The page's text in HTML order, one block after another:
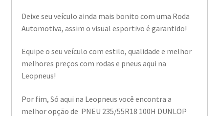
Deixe seu veículo ainda mais bonito com uma Roda
Automotiva, assim o visual esportivo é garantido!
Equipe o seu veículo com estilo, qualidade e melhor
melhores preços com rodas e pneus aqui na
Leopneus!
Por fim, Só aqui na Leopneus você encontra a
melhor opção de PNEU 235/55R18 100H DUNLOP